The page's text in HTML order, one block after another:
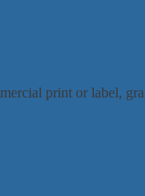
print or label,